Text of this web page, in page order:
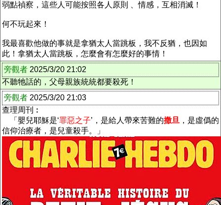
弱點禎察，這些人可能按照各人原則 、情感，互相消滅！
何不玩起來！
我最喜歡他做的事就是拿猶太人當跳板，我不反猶，也因如
此！拿猶太人當跳板，怎麼會有怎麼好的事情！
旁觀者 2025/3/20 21:02
不聽牠話的，父母親族統統都要殺死！
旁觀者 2025/3/20 21:03
查理周刊︰
「嬰兒耶穌是‘罪惡之子’，是給人帶來苦難的撒旦 ，是虛僞的
信仰治療者，是兒童殺手。」